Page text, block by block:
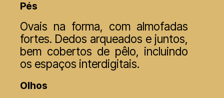
Pés
Ovais na forma, com almofadas
fortes. Dedos arqueados e juntos,
bem cobertos de pêlo, incluindo
os espaços interdigitais.
Olhos